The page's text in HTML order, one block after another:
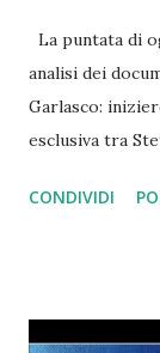
La puntata di
analisi dei
Garlasco:
esclusiva tra
Tromello) nella
Bruscagin,
CONDIVIDI